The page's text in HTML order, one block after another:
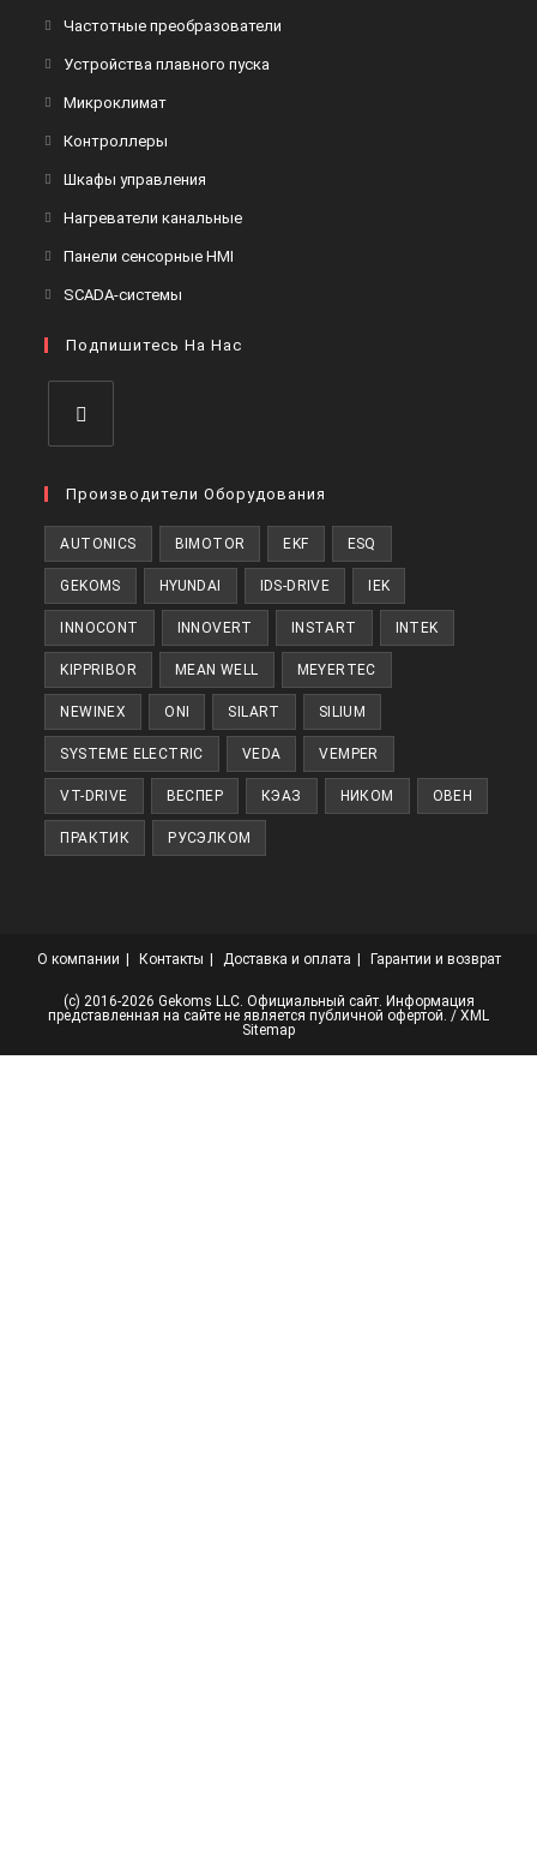
Частотные преобразователи
Устройства плавного пуска
Микроклимат
Контроллеры
Шкафы управления
Нагреватели канальные
Панели сенсорные HMI
SCADA-системы
Подпишитесь На Нас
Производители Оборудования
AUTONICS BIMOTOR EKF ESQ
GEKOMS HYUNDAI IDS-DRIVE IEK
INNOCONT INNOVERT INSTART INTEK
KIPPRIBOR MEAN WELL MEYERTEC
NEWINEX ONI SILART SILIUM
SYSTEME ELECTRIC VEDA VEMPER
VT-DRIVE ВЕСПЕР КЭАЗ НИКОМ ОВЕН
ПРАКТИК РУСЭЛКОМ
О компании Контакты Доставка и оплата Гарантии и возврат
(с) 2016-2026 Gekoms LLC. Официальный сайт. Информация
представленная на сайте не является публичной офертой. / XML
Sitemap